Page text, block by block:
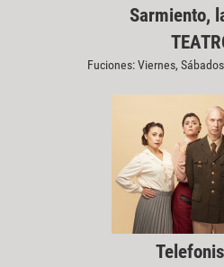
Sarmiento,
Fuciones: Viernes,